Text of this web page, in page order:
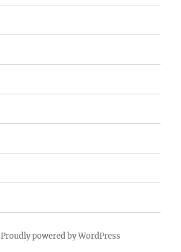
Proudly powered by WordPress